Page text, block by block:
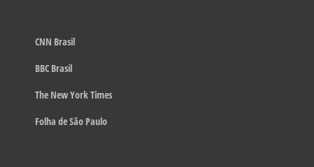
CNN Brasil
BBC Brasil
The New York Times
Folha de São Paulo